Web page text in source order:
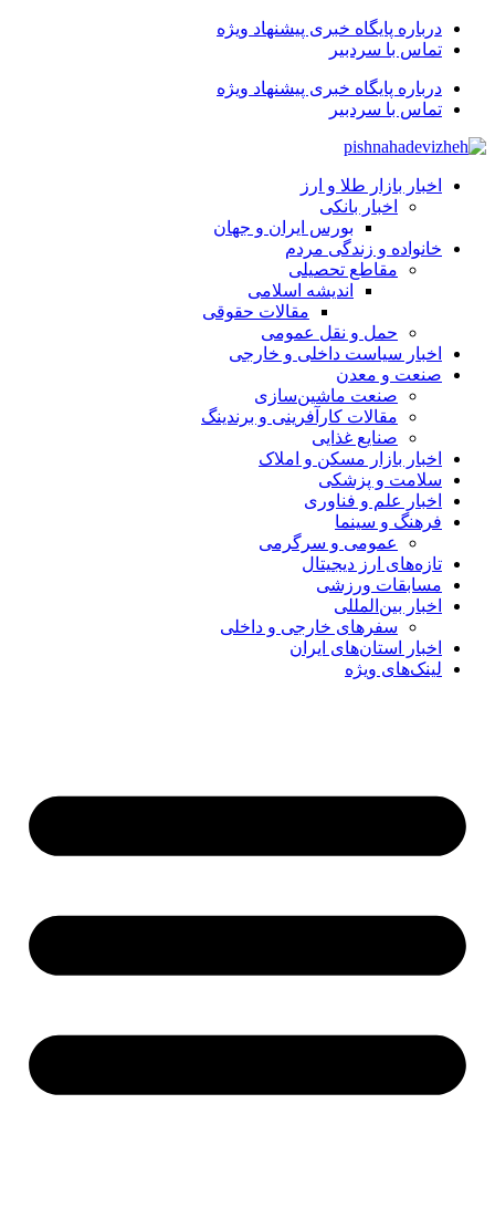
درباره پایگاه خبری پیشنهاد ویژه
تماس با سردبیر
درباره پایگاه خبری پیشنهاد ویژه
تماس با سردبیر
اخبار بازار طلا و ارز
اخبار بانکی
بورس ایران و جهان
خانواده و زندگی مردم
مقاطع تحصیلی
اندیشه اسلامی
مقالات حقوقی
حمل و نقل عمومی
اخبار سیاست داخلی و خارجی
صنعت و معدن
صنعت ماشین‌سازی
مقالات کارآفرینی و برندینگ
صنایع غذایی
اخبار بازار مسکن و املاک
سلامت و پزشکی
اخبار علم و فناوری
فرهنگ و سینما
عمومی و سرگرمی
تازه‌های ارز دیجیتال
مسابقات ورزشی
اخبار بین‌المللی
سفرهای خارجی و داخلی
اخبار استان‌های ایران
لینک‌های ویژه